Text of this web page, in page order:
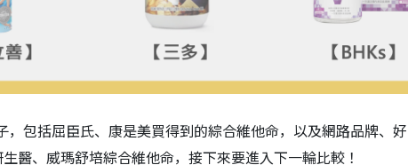
包括屈臣氏、康是美買得到的綜合維他命，以及網路品牌、
醫、威瑪舒培綜合維他命，接下來要進入下一輪比較！